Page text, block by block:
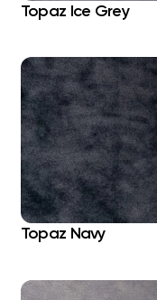
Topaz Ice Grey
Topaz Navy